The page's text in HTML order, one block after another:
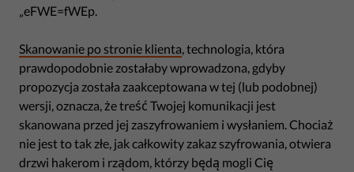
„eFWE=fWEp.
Skanowanie po stronie klienta , technologia, która
prawdopodobnie zostałaby wprowadzona, gdyby
propozycja została zaakceptowana w tej (lub podobnej)
wersji, oznacza, że treść Twojej komunikacji jest
skanowana przed jej zaszyfrowaniem i wysłaniem. Chociaż
nie jest to tak złe, jak całkowity zakaz szyfrowania, otwiera
drzwi hakerom i rządom, którzy będą mogli Cię